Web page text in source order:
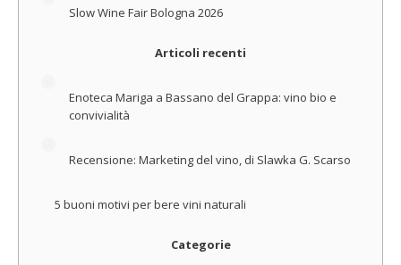
Slow Wine Fair Bologna 2026
Articoli recenti
Enoteca Mariga a Bassano del Grappa: vino bio e
convivialità
Recensione: Marketing del vino, di Slawka G. Scarso
5 buoni motivi per bere vini naturali
Categorie